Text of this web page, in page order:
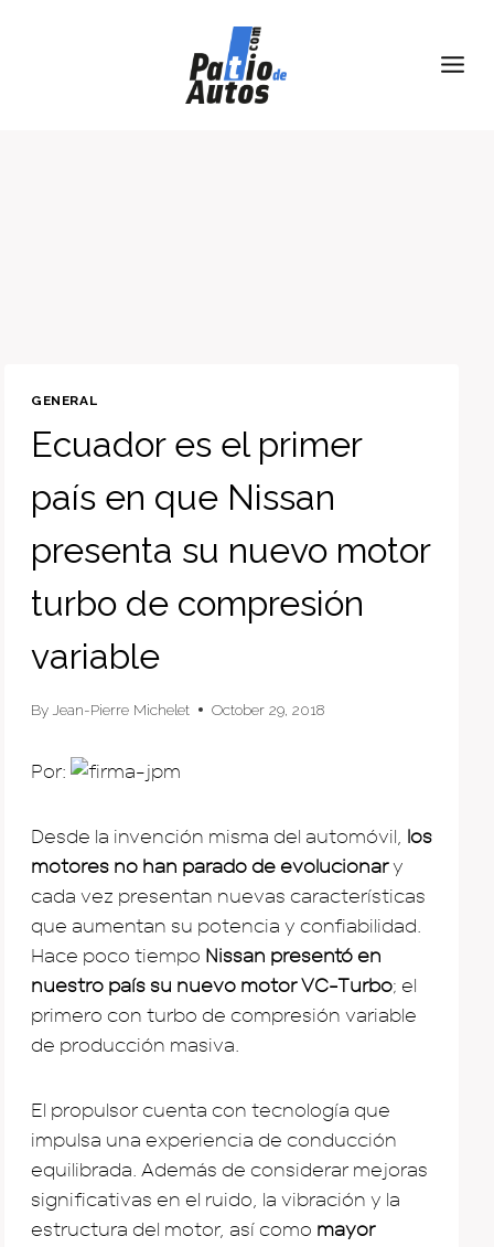
GENERAL
Ecuador es el primer
país en que Nissan
presenta su nuevo motor
turbo de compresión
variable
By Jean-Pierre Michelet October 29, 2018
Por:
Desde la invención misma del automóvil, los
motores no han parado de evolucionary
cada vez presentan nuevas características
que aumentan su potencia y confiabilidad.
Hace poco tiempo Nissan presentó en
nuestro país su nuevo motor VC-Turbo; el
primero con turbo de compresión variable
de producción masiva.
El propulsor cuenta con tecnología que
impulsa una experiencia de conducción
equilibrada. Además de considerar mejoras
significativas en el ruido, la vibración y la
estructura del motor, así como mayor